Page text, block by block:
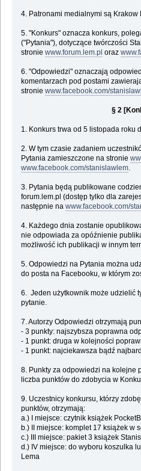
4. Patronami medialnymi są Krakow
5. "Konkurs" oznacza konkurs,
("Pytania"), dotyczące twórczości
stronie www.forum.lem.pl oraz
6. "Odpowiedzi" oznaczają
komentarzach pod postami
stronie www.facebook.com/
§ 2
1. Konkurs trwa od 5 listopada roku
2. W tym czasie zadaniem
Pytania zamieszczone na stronie
www.facebook.com/stanislawlem.
3. Pytania będą publikowane
forum.lem.pl (dostęp tylko dla
następnie na www.facebook.com/
4. Każdego dnia zostanie
nie odpowiada za opóźnienie
możliwość ich publikacji w innym
5. Odpowiedzi na Pytania można
do posta na Facebooku, w którym
6. Jeden użytkownik może udzielić
pytanie.
7. Autorzy Odpowiedzi otrzymają
- 3 punkty: najszybsza poprawna
- 1 punkt: druga w kolejności
- 1 punkt: najciekawsza bądź
8. Punkty za odpowiedzi na kolejne
liczba punktów do zdobycia w
9. Uczestnicy konkursu, którzy
punktów, otrzymają:
a.) I miejsce: czytnik książek
b.) II miejsce: komplet 17 książek w
c.) III miejsce: pakiet 3 książek
d.) IV miejsce: do wyboru koszulka
Lema